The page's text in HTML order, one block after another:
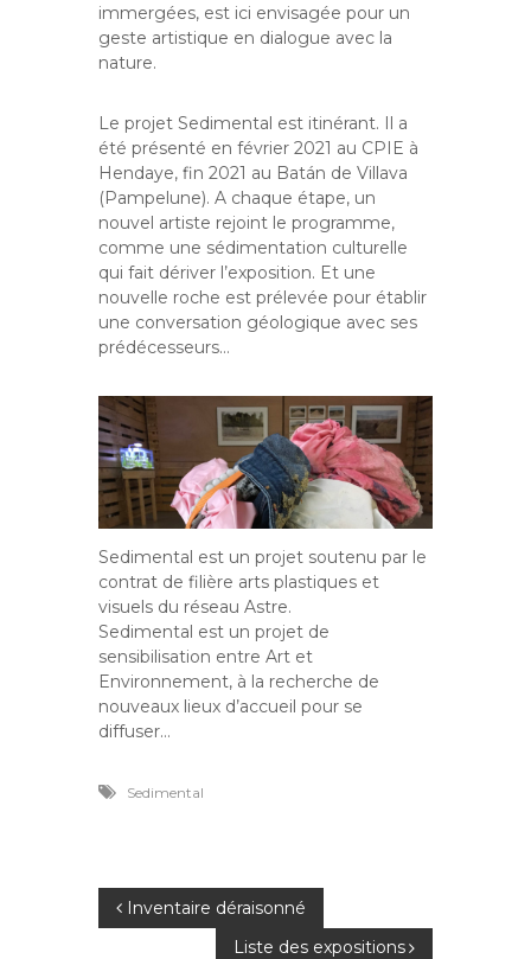
immergées, est ici envisagée pour un
geste artistique en dialogue avec la
nature.
Le projet Sedimental est itinérant. Il a
été présenté en février 2021 au CPIE à
Hendaye, fin 2021 au Batán de Villava
(Pampelune). A chaque étape, un
nouvel artiste rejoint le programme,
comme une sédimentation culturelle
qui fait dériver l’exposition. Et une
nouvelle roche est prélevée pour établir
une conversation géologique avec ses
prédécesseurs…
Sedimental est un projet soutenu par le
contrat de filière arts plastiques et
visuels du réseau Astre.
Sedimental est un projet de
sensibilisation entre Art et
Environnement, à la recherche de
nouveaux lieux d’accueil pour se
diffuser…
Sedimental
N Inventaire déraisonné
Liste des expositions